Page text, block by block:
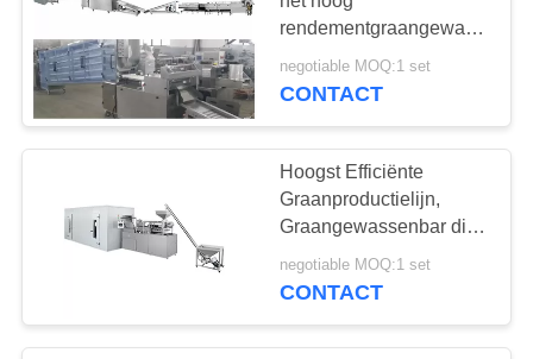
rendementgraangewas
Multi - Functie
11130*1000*1700mm
negotiable MOQ:1 set
CONTACT
Hoogst Efficiënte
Graanproductielijn,
Graangewassenbar die
Machine maken
negotiable MOQ:1 set
CONTACT